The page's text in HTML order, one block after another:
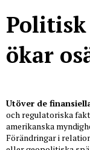
ökar
Utöver de
och regulatoriska
amerikanska
Förändringar i